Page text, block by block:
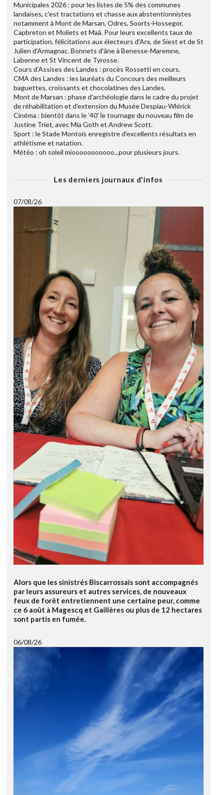
Municipales 2026 : pour les listes de 5% des communes
landaises, c'est tractations et chasse aux abstentionnistes
notamment à Mont de Marsan, Odres, Soorts-Hossegor,
Capbreton et Moliets et Maâ. Pour leurs excellents taux de
participation, félicitations aux électeurs d'Arx, de Siest et de St
Julien d'Armagnac. Bonnets d'âne à Benesse-Maremne,
Labenne et St Vincent de Tyrosse.
Cours d'Assises des Landes : procès Rossetti en cours.
CMA des Landes : les lauréats du Concours des meilleurs
baguettes, croissants et chocolatines des Landes.
Mont de Marsan : phase d'archéologie dans le cadre du projet
de réhabilitation et d'extension du Musée Despiau-Wlérick
Cinéma : bientôt dans le '40' le tournage du nouveau film de
Justine Triet, avec Mia Goth et Andrew Scott.
Sport : le Stade Montois enregistre d'excellents résultats en
athlétisme et natation.
Météo : oh soleil miooooooooooo...pour plusieurs jours.
Les derniers journaux d'infos
07/08/26
Alors que les sinistrés Biscarrossais sont accompagnés
par leurs assureurs et autres services, de nouveaux
feux de forêt entretiennent une certaine peur, comme
ce 6 août à Magescq et Gaillères ou plus de 12 hectares
sont partis en fumée.
06/08/26